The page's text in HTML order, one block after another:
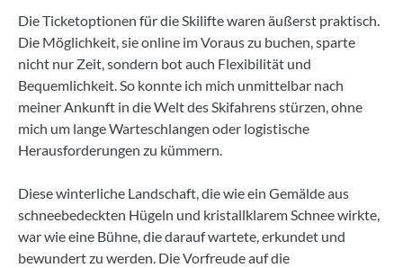
Die Ticketoptionen für die Skilifte waren äußerst praktisch.
Die Möglichkeit, sie online im Voraus zu buchen, sparte
nicht nur Zeit, sondern bot auch Flexibilität und
Bequemlichkeit. So konnte ich mich unmittelbar nach
meiner Ankunft in die Welt des Skifahrens stürzen, ohne
mich um lange Warteschlangen oder logistische
Herausforderungen zu kümmern.
Diese winterliche Landschaft, die wie ein Gemälde aus
schneebedeckten Hügeln und kristallklarem Schnee wirkte,
war wie eine Bühne, die darauf wartete, erkundet und
bewundert zu werden. Die Vorfreude auf die